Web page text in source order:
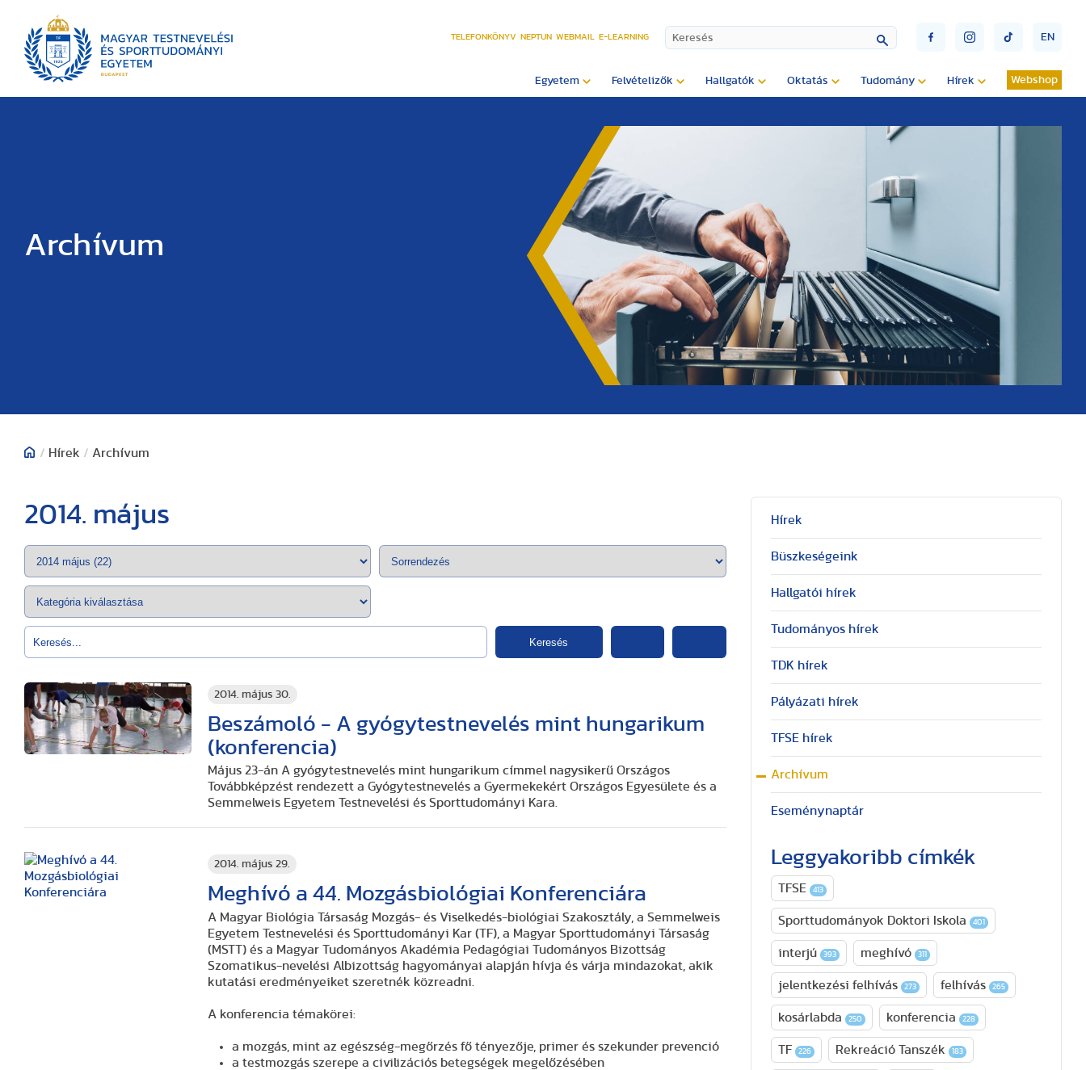
TELEFONKÖNYV NEPTUN WEBMAIL E-LEARNING EN
Egyetem Felvételizők Hallgatók Oktatás Tudomány Hírek Webshop
Archívum
/ Hírek / Archívum
2014. május
Keresés
2014. május 30.
Beszámoló - A gyógytestnevelés mint hungarikum
(konferencia)
Május 23-án A gyógytestnevelés mint hungarikum címmel nagysikerű Országos
Továbbképzést rendezett a Gyógytestnevelés a Gyermekekért Országos Egyesülete és a
Semmelweis Egyetem Testnevelési és Sporttudományi Kara.
2014. május 29.
Meghívó a 44. Mozgásbiológiai Konferenciára
A Magyar Biológia Társaság Mozgás- és Viselkedés-biológiai Szakosztály, a Semmelweis
Egyetem Testnevelési és Sporttudományi Kar (TF), a Magyar Sporttudományi Társaság
(MSTT) és a Magyar Tudományos Akadémia Pedagógiai Tudományos Bizottság
Szomatikus-nevelési Albizottság hagyományai alapján hívja és várja mindazokat, akik
kutatási eredményeiket szeretnék közreadni.
A konferencia témakörei:
a mozgás, mint az egészség-megőrzés fő tényezője, primer és szekunder prevenció
a testmozgás szerepe a civilizációs betegségek megelőzésében
Hírek
Büszkeségeink
Hallgatói hírek
Tudományos hírek
TDK hírek
Pályázati hírek
TFSE hírek
Archívum
Eseménynaptár
Leggyakoribb címkék
TFSE 413
Sporttudományok Doktori Iskola 401
interjú 393 meghívó 311
jelentkezési felhívás 273 felhívás 265
kosárlabda 250 konferencia 228
TF 226 Rekreáció Tanszék 183